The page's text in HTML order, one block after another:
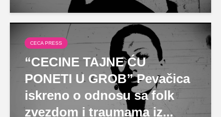
CECA PRESS
“CECINE TAJNE ĆU
PONETI U GROB” Pevačica
iskreno o odnosu sa folk
zvezdom i traumama iz...